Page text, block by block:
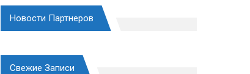
Новости Партнеров
Свежие Записи